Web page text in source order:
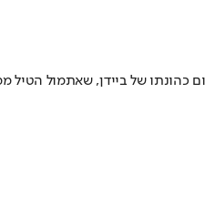
כהונתו של ביידן, שאתמול הטיל